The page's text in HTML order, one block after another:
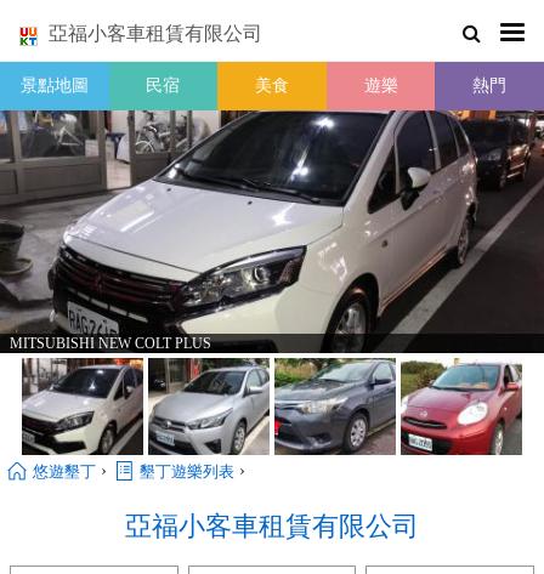
亞福小客車租賃有限公司
景點地圖 民宿 美食 遊樂 熱門
MITSUBISHI NEW COLT PLUS
悠遊墾丁 › 墾丁遊樂列表 ›
亞福小客車租賃有限公司